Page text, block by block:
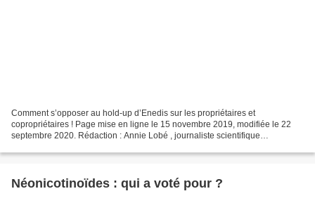
Comment s’opposer au hold-up d’Enedis sur les propriétaires et
copropriétaires ! Page mise en ligne le 15 novembre 2019, modifiée le 22
septembre 2020. Rédaction : Annie Lobé , journaliste scientifique
Néonicotinoïdes : qui a voté pour ?